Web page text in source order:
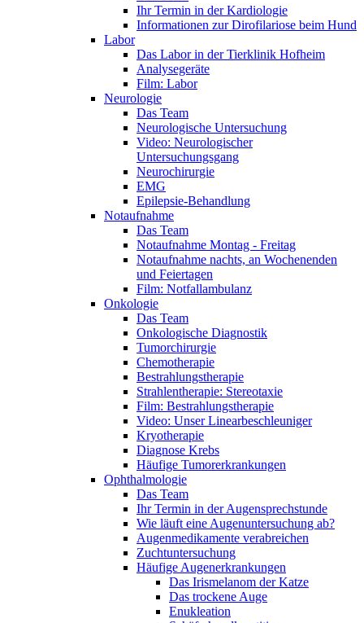
Ihr Termin in der Kardiologie
Informationen zur Dirofilariose beim Hund
Labor
Das Labor in der Tierklinik Hofheim
Analysegeräte
Film: Labor
Neurologie
Das Team
Neurologische Untersuchung
Video: Neurologischer
Untersuchungsgang
Neurochirurgie
EMG
Epilepsie-Behandlung
Notaufnahme
Das Team
Notaufnahme Montag - Freitag
Notaufnahme nachts, an Wochenenden
und Feiertagen
Film: Notfallambulanz
Onkologie
Das Team
Onkologische Diagnostik
Tumorchirurgie
Chemotherapie
Bestrahlungstherapie
Strahlentherapie: Stereotaxie
Film: Bestrahlungstherapie
Video: Unser Linearbeschleuniger
Kryotherapie
Diagnose Krebs
Häufige Tumorerkrankungen
Ophthalmologie
Das Team
Ihr Termin in der Augensprechstunde
Wie läuft eine Augenuntersuchung ab?
Augenmedikamente verabreichen
Zuchtuntersuchung
Häufige Augenerkrankungen
Das Irismelanom der Katze
Das trockene Auge
Enukleation